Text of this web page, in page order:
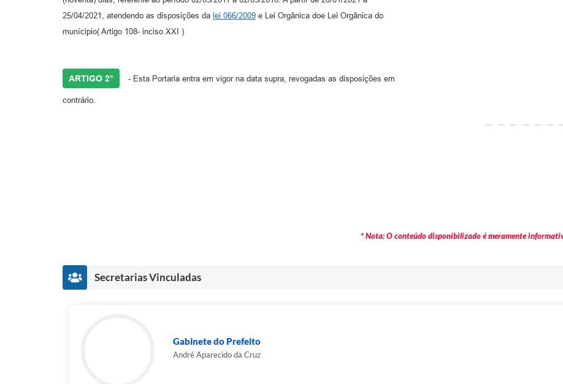
25/04/2021, atendendo as disposições da lei 066/2009 e Lei Orgânica doe Lei Orgânica do
munícipio( Artigo 108- inciso XXI )
ARTIGO 2° - Esta Portaria entra em vigor na data supra, revogadas as disposições em
contrário.
* Nota: O conteúdo disponibilizado é meramente
Secretarias Vinculadas
Gabinete do Prefeito
André Aparecido da Cruz